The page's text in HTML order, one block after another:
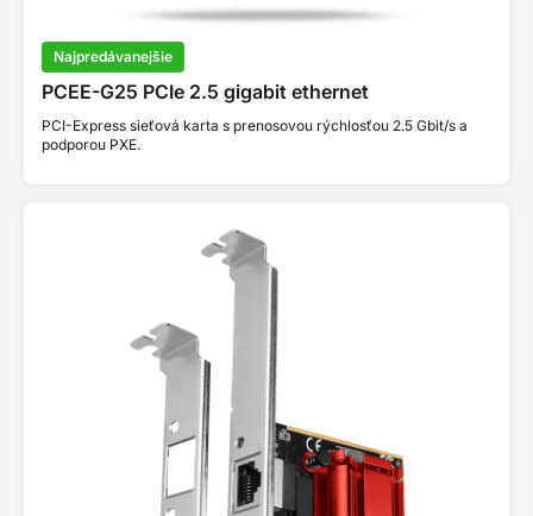
Najpredávanejšie
PCEE-G25 PCIe 2.5 gigabit ethernet
PCI-Express sieťová karta s prenosovou rýchlosťou 2.5 Gbit/s a
podporou PXE.